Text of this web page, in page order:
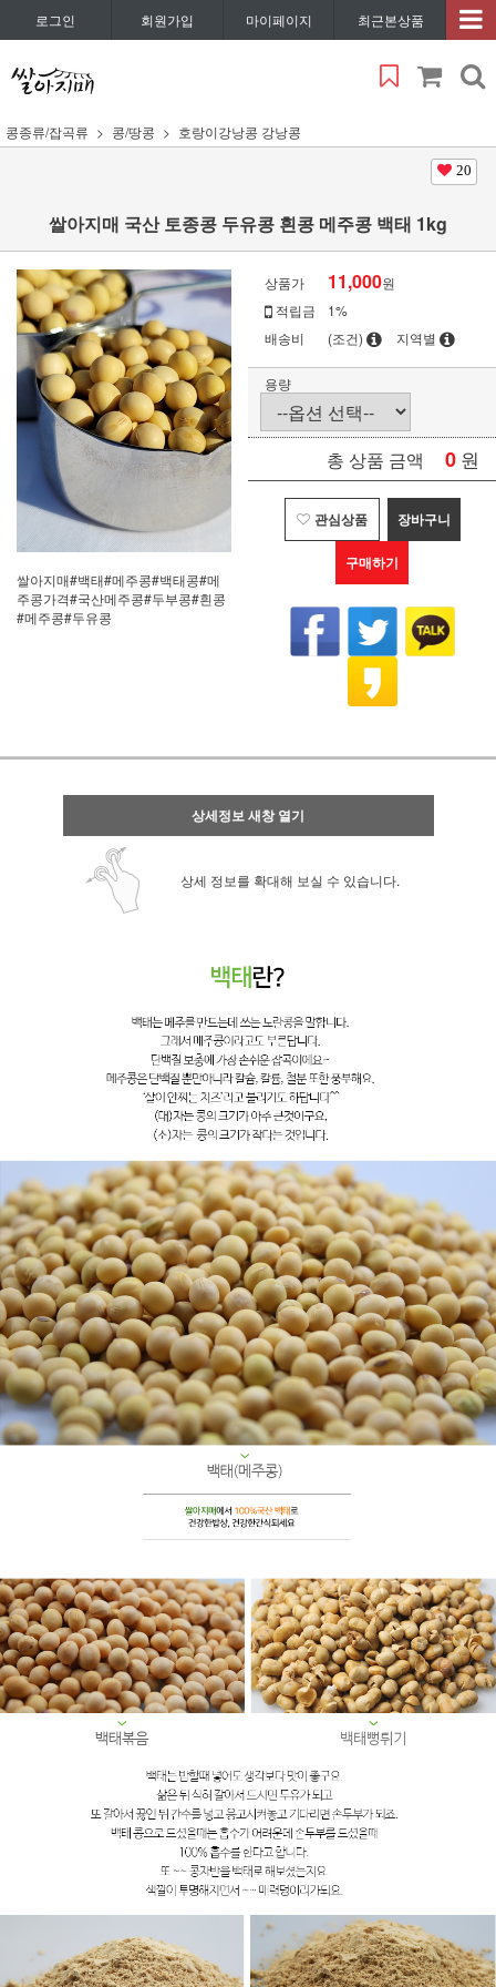
로그인 회원가입 마이페이지 최근본상품
콩종류/잡곡류 콩/땅콩 호랑이강낭콩 강낭콩
20
쌀아지매 국산 토종콩 두유콩 흰콩 메주콩 백태 1kg
쌀아지매#백태#메주콩#백태콩#메
주콩가격#국산메주콩#두부콩#흰콩
#메주콩#두유콩
상품가 11,000원
적립금
1%
배송비
(조건) 지역별
용량
총 상품 금액 0 원
관심상품 장바구니
구매하기
상세정보 새창 열기
상세 정보를 확대해 보실 수 있습니다.